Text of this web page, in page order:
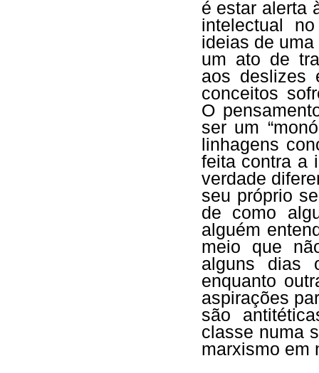
é estar alerta
intelectual
ideias de
um ato de
aos deslizes
conceitos
O
ser um
linhagens
feita contra a
verdade
seu próprio
de como
alguém
meio que
alguns dias
enquanto
aspirações
são
classe numa
marxismo em